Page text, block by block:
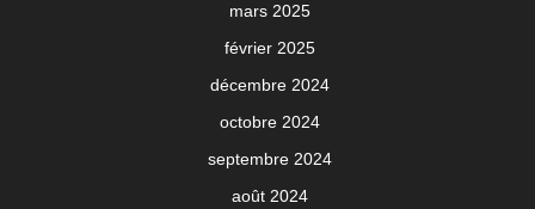
mars 2025
février 2025
décembre 2024
octobre 2024
septembre 2024
août 2024